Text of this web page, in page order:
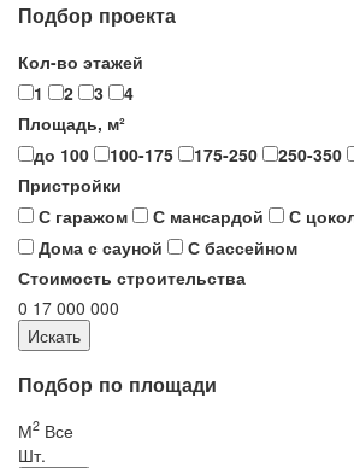
Подбор проекта
Кол-во этажей
1
2 3
4
Площадь, м²
до 100
100-175 175-250 250-350
Пристройки
С гаражом
С мансардой
С
Дома с сауной
С бассейном
Стоимость строительства
0 17 000 000
Подбор по площади
М2 Все
Шт.